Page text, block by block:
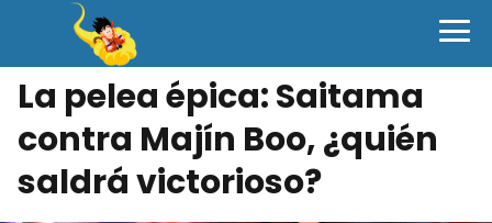
La pelea épica: Saitama
contra Majín Boo, ¿quién
saldrá victorioso?